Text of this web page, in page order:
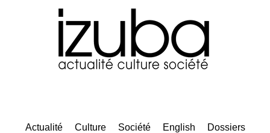
Actualité Culture Société English
Dossiers